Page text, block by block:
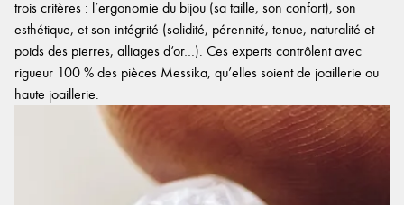
trois critères : l’ergonomie du bijou (sa taille, son confort), son
esthétique, et son intégrité (solidité, pérennité, tenue, naturalité et
poids des pierres, alliages d’or…). Ces experts contrôlent avec
rigueur 100 % des pièces Messika, qu’elles soient de joaillerie ou
haute joaillerie.